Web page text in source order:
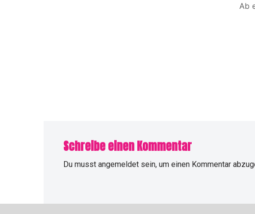
Ab
Schreibe einen Kommentar
Du musst angemeldet sein, um einen Kommentar